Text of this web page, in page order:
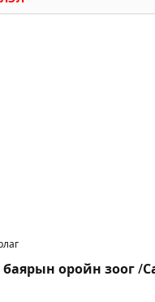
баярын оройн зоог /